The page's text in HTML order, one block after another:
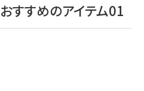
すすめのアイテム01